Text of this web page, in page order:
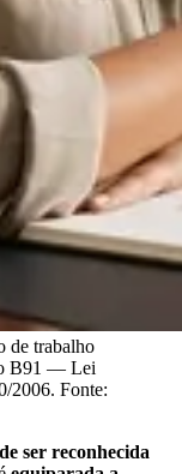
de trabalho
o B91 — Lei
2006. Fonte:
ser reconhecida